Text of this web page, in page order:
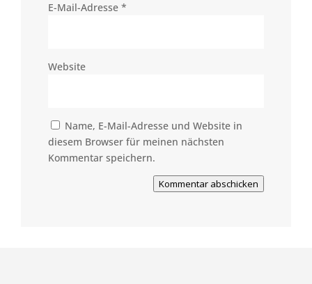
E-Mail-Adresse *
Website
Name, E-Mail-Adresse und Website in
diesem Browser für meinen nächsten
Kommentar speichern.
Kommentar abschicken